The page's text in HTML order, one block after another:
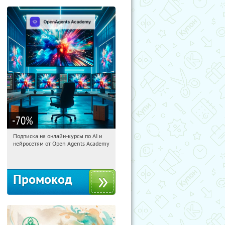
-70%
18:19:52 Получили:
Подписка на онлайн-курсы по AI и
нейросетям от Open Agents Academy
Промокод